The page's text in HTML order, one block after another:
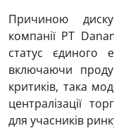
Причиною
компанії PT
статус єдиного
включаючи
критиків, така
централізації
для учасників